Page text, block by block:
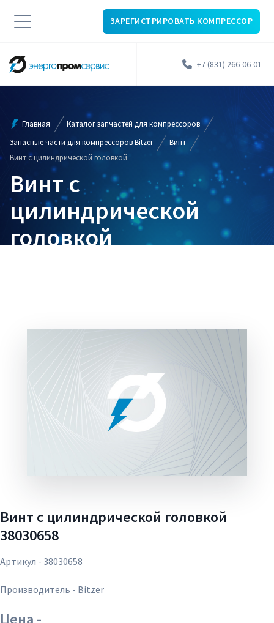
ЗАРЕГИСТРИРОВАТЬ КОМПРЕССОР
+7 (831) 266-06-01
Главная
Каталог запчастей для компрессоров
Запасные части для компрессоров Bitzer
Винт
Винт с цилиндрической головкой
Винт с
цилиндрической
головкой
Винт с цилиндрической головкой
38030658
Артикул - 38030658
Производитель - Bitzer
Цена -